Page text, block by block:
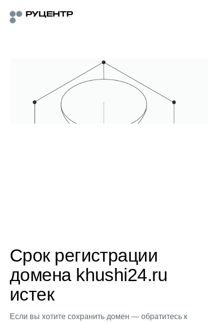
Срок регистрации
домена khushi24.ru
истек
Если вы хотите сохранить домен — обратитесь к